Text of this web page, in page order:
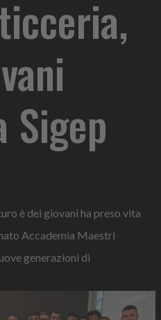
Sigep
è dei giovani ha preso vita
Accademia Maestri
generazioni di